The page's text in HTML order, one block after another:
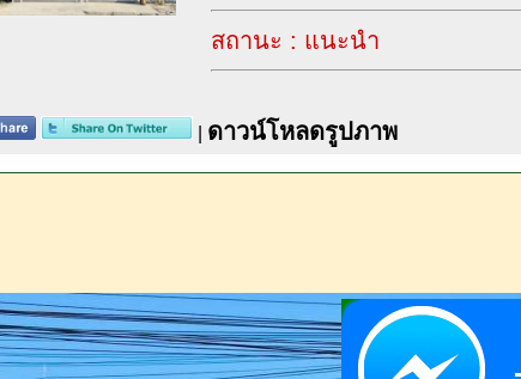
สถานะ : แนะนำ
ดาวน์โหลดรูปภาพ